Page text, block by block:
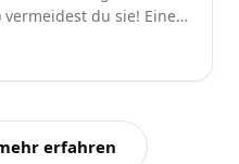
du sie! Eine
Autofahrer.
erfahren